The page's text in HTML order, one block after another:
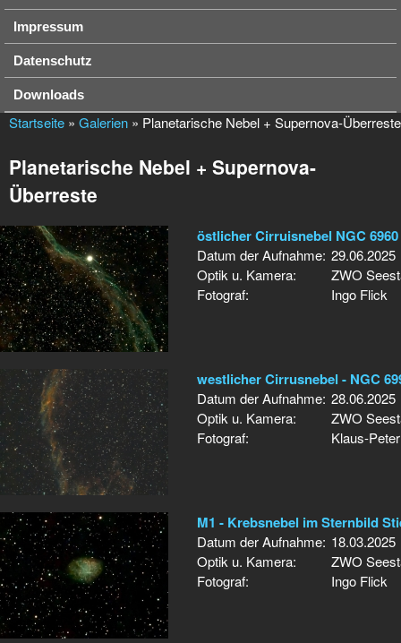
Impressum
Datenschutz
Downloads
Startseite » Galerien » Planetarische Nebel + Supernova-Überreste
Planetarische Nebel + Supernova-
Überreste
östlicher Cirruisnebel NGC 6960
Datum der Aufnahme: 29.06.2025
Optik u. Kamera:
ZWO
Fotograf:
Ingo Flick
westlicher Cirrusnebel - NGC
Datum der Aufnahme: 28.06.2025
Optik u. Kamera:
ZWO
Fotograf:
Klaus-
M1 - Krebsnebel im Sternbild
Datum der Aufnahme: 18.03.2025
Optik u. Kamera:
ZWO
Fotograf:
Ingo Flick